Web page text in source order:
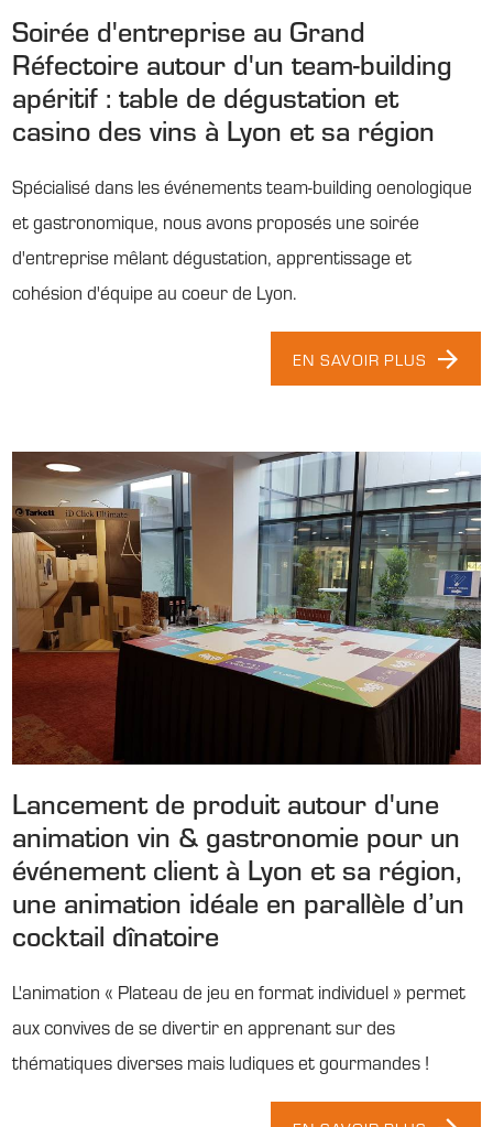
Soirée d'entreprise au Grand
Réfectoire autour d'un team-building
apéritif : table de dégustation et
casino des vins à Lyon et sa région
Spécialisé dans les événements team-building oenologique
et gastronomique, nous avons proposés une soirée
d'entreprise mêlant dégustation, apprentissage et
cohésion d'équipe au coeur de Lyon.
EN SAVOIR PLUS
Lancement de produit autour d'une
animation vin & gastronomie pour un
événement client à Lyon et sa région,
une animation idéale en parallèle d’un
cocktail dînatoire
L'animation « Plateau de jeu en format individuel » permet
aux convives de se divertir en apprenant sur des
thématiques diverses mais ludiques et gourmandes !